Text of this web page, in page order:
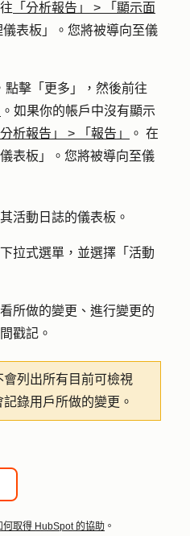
「分析報告」 >
「顯示面
儀表板 」。您將被導向至儀
點擊 「更多」
，然後前往
。如果你的帳戶中沒有顯示
分析報告」 > 「報告」
。 在
表板 」。您將被導向至儀
活動日誌的儀表板 。
下拉式選單，並選擇「 活動
所做的變更、進行變更的
戳記。
會列出所有目前可檢視
錄用戶所做的變更。
何取得 HubSpot 的協助 。